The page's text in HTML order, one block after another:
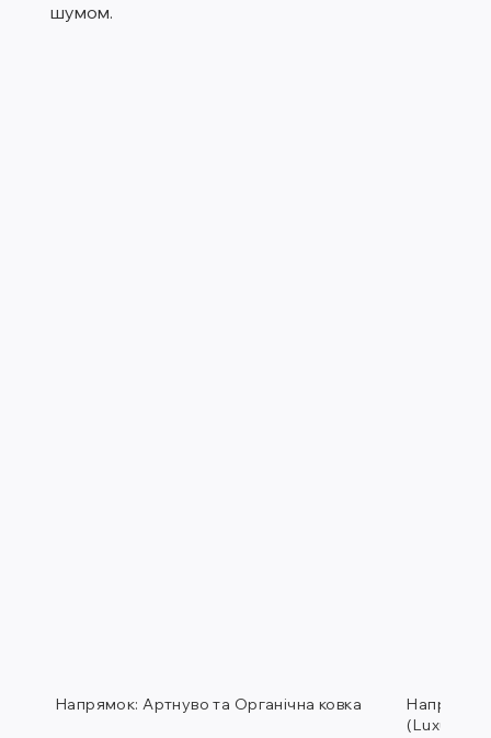
шумом.
Напрямок: Артнуво та Органічна ковка
Напрямок:
(Luxury)